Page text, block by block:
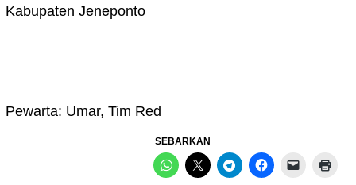
Kabupaten Jeneponto
Pewarta: Umar, Tim Red
SEBARKAN